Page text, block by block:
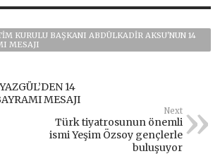
KURULU BAŞKANI ABDÜLKADİR AKSU'NUN 14
MESAJI
14
MESAJI
Next
Türk tiyatrosunun önemli
ismi Yeşim Özsoy gençlerle
buluşuyor